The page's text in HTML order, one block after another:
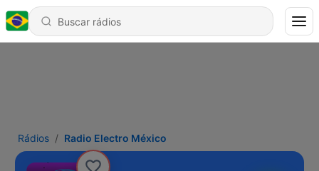
Rádios Radio Electro México